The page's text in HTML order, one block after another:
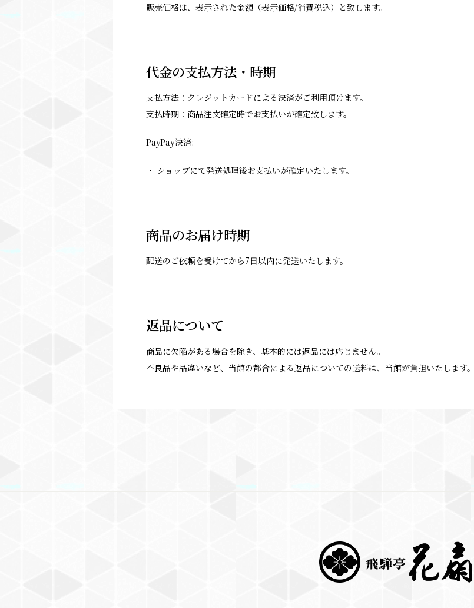
販売価格は、表示された金額（表示価格/消費税込）と致します。
代金の支払方法・時期
支払方法：クレジットカードによる決済がご利用頂けます。
支払時期：商品注文確定時でお支払いが確定致します。
PayPay決済:
・ ショップにて発送処理後お支払いが確定いたします。
商品のお届け時期
配送のご依頼を受けてから7日以内に発送いたします。
返品について
商品に欠陥がある場合を除き、基本的には返品には応じません。
不良品や品違いなど、当館の都合による返品についての送料は、当館が負担いたします。